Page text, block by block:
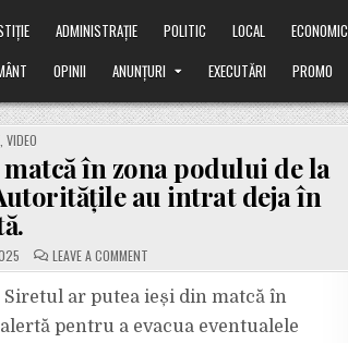
ADMINISTRAȚIE POLITIC LOCAL ECONOMIC
OPINII ANUNȚURI EXECUTĂRI PROMO
VIDEO
în zona podului de la
au intrat deja în
LEAVE A COMMENT
VIDEO.
AR
PUTEA
IEȘI
DIN
ar putea ieși din matcă în
pentru a evacua eventualele